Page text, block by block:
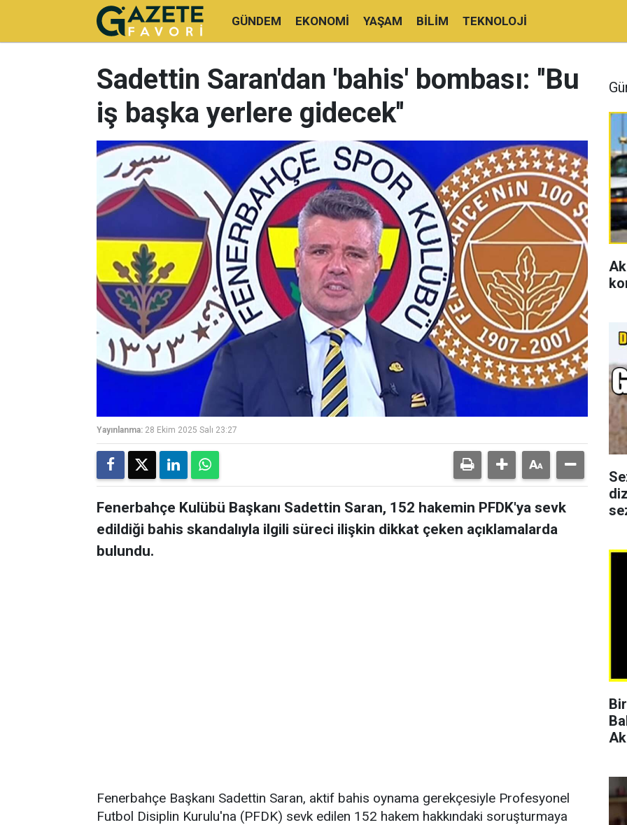
GÜNDEM EKONOMI YAŞAM BILIM TEKNOLOJI
Sadettin Saran'dan 'bahis' bombası: ''Bu
iş başka yerlere gidecek''
Yayınlanma: 28 Ekim 2025 Salı 23:27
Fenerbahçe Kulübü Başkanı Sadettin Saran, 152 hakemin PFDK'ya sevk
edildiği bahis skandalıyla ilgili süreci ilişkin dikkat çeken açıklamalarda
bulundu.
Fenerbahçe Başkanı Sadettin Saran, aktif bahis oynama gerekçesiyle Profesyonel
Futbol Disiplin Kurulu'na (PFDK) sevk edilen 152 hakem hakkındaki soruşturmaya